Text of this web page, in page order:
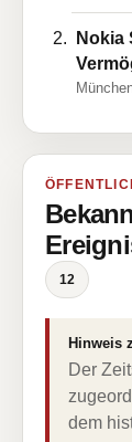
Nokia
12
Hinweis
Der
dem